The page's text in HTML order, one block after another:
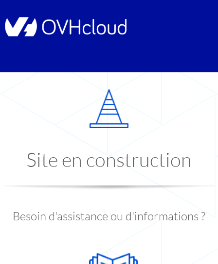
Site en construction
Besoin d'assistance ou d'informations ?